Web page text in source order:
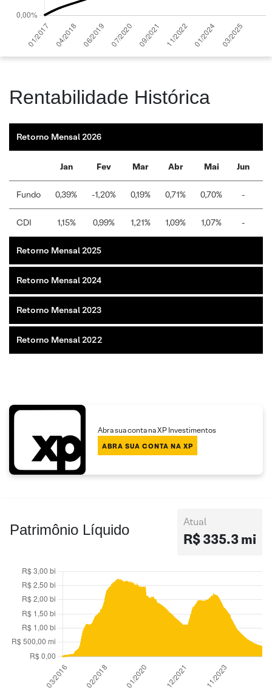
Rentabilidade Histórica
Retorno Mensal 2026
Jan Fev Mar Abr Mai Jun
Fundo 0,39% -1,20% 0,19% 0,71% 0,70% -
CDI 1,15% 0,99% 1,21% 1,09% 1,07% -
Retorno Mensal 2025
Retorno Mensal 2024
Retorno Mensal 2023
Retorno Mensal 2022
Abra sua conta na XP Investimentos
ABRA SUA CONTA NA XP
Patrimônio Líquido Atual
R$ 335.3 mi